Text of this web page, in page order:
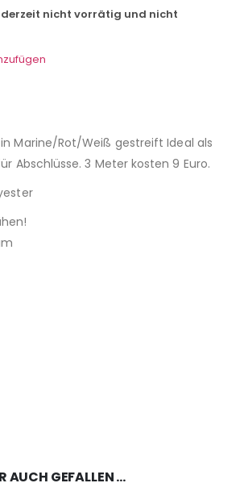
derzeit nicht vorrätig und nicht
Marine/Rot/Weiß gestreift Ideal als
Abschlüsse. 3 Meter kosten 9 Euro.
AUCH GEFALLEN …